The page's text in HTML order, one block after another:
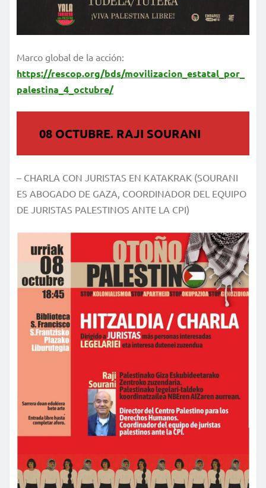
Marco global de la acción:
https://rescop.org/bds/movilizacion_estatal_por_
palestina_4_octubre/
08 OCTUBRE. RAJI SOURANI
– CHARLA CON JURISTAS EN KATAKRAK (SOURANI
ES ABOGADO DE GAZA, COORDINADOR DEL EQUIPO
DE JURISTAS PALESTINOS ANTE LA CPI)